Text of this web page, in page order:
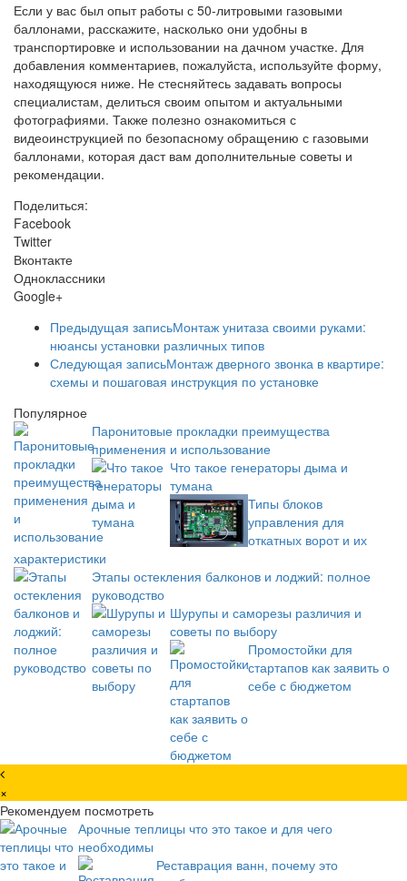
Если у вас был опыт работы с 50-литровыми газовыми
баллонами, расскажите, насколько они удобны в
транспортировке и использовании на дачном участке. Для
добавления комментариев, пожалуйста, используйте форму,
находящуюся ниже. Не стесняйтесь задавать вопросы
специалистам, делиться своим опытом и актуальными
фотографиями. Также полезно ознакомиться с
видеоинструкцией по безопасному обращению с газовыми
баллонами, которая даст вам дополнительные советы и
рекомендации.
Поделиться:
Facebook
Twitter
Вконтакте
Одноклассники
Google+
Предыдущая записьМонтаж унитаза своими руками:
нюансы установки различных типов
Следующая записьМонтаж дверного звонка в квартире:
схемы и пошаговая инструкция по установке
Популярное
Паронитовые прокладки преимущества
применения и использование
Что такое генераторы дыма и
тумана
Типы блоков
управления для
откатных ворот и их
характеристики
Этапы остекления балконов и лоджий: полное
руководство
Шурупы и саморезы различия и
советы по выбору
Промостойки для
стартапов как заявить о
себе с бюджетом
×
Рекомендуем посмотреть
Арочные теплицы что это такое и для чего
необходимы
Реставрация ванн, почему это